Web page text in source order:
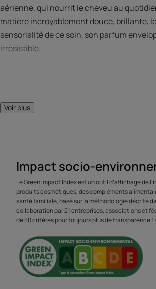
aérienne, qui nourrit le cheveu au
matière incroyablement douce, brillante,
sensorialité de ce soin, son parfum
irrésistible.
Dans l’univers
imaginé et
sens soient
du premier
ressenti
Voir plus
Impact socio-
Le Green Impact Index est un outil d’affichage de
produits cosmétiques, des compléments
santé familiale, basé sur la méthodologie décrite
collaboration par 21 entreprises, associations et
de 50 critères pour toujours plus de transparence !